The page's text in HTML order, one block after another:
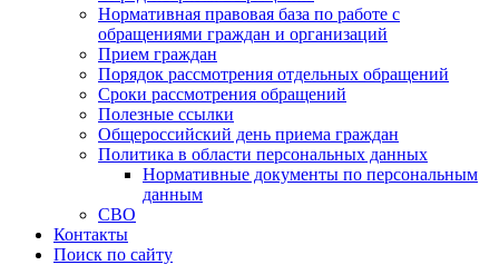
Нормативная правовая база по работе с
обращениями граждан и организаций
Прием граждан
Порядок рассмотрения отдельных обращений
Сроки рассмотрения обращений
Полезные ссылки
Общероссийский день приема граждан
Политика в области персональных данных
Нормативные документы по персональным
данным
СВО
Контакты
Поиск по сайту